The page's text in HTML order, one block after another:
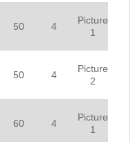
50 4
Picture
1
50 4
Picture
2
60 4
Picture
1